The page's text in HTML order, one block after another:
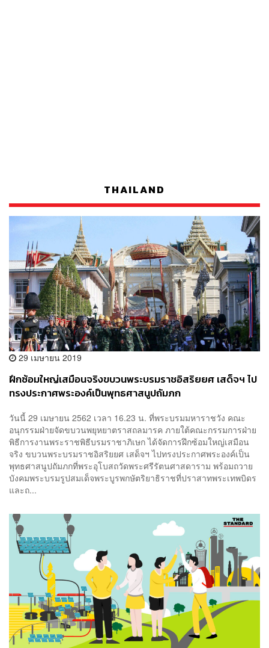
THAILAND
29 เมษายน 2019
ฝึกซ้อมใหญ่เสมือนจริงขบวนพระบรมราชอิสริยยศ เสด็จฯ ไป
ทรงประกาศพระองค์เป็นพุทธศาสนูปถัมภก
วันนี้ 29 เมษายน 2562 เวลา 16.23 น. ที่พระบรมมหาราชวัง คณะ
อนุกรรมฝ่ายจัดขบวนพยุหยาตราสถลมารค ภายใต้คณะกรรมการฝ่าย
พิธีการงานพระราชพิธีบรมราชาภิเษก ได้จัดการฝึกซ้อมใหญ่เสมือน
จริง ขบวนพระบรมราชอิสริยยศ เสด็จฯ ไปทรงประกาศพระองค์เป็น
พุทธศาสนูปถัมภกที่พระอุโบสถวัดพระศรีรัตนศาสดาราม พร้อมถวาย
บังคมพระบรมรูปสมเด็จพระบูรพกษัตริยาธิราชที่ปราสาทพระเทพบิดร
และถ...